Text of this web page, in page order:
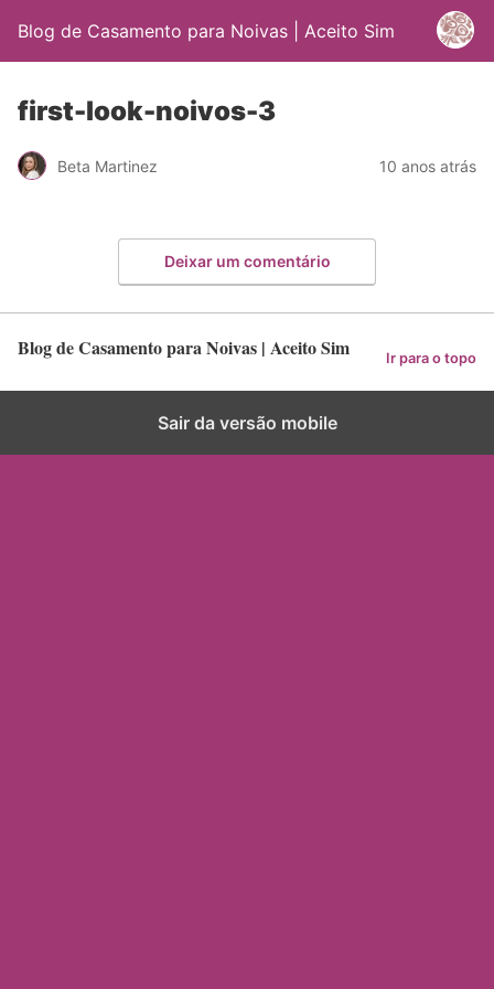
Blog de Casamento para Noivas | Aceito Sim
first-look-noivos-3
Beta Martinez 10 anos atrás
Deixar um comentário
Blog de Casamento para Noivas | Aceito Sim Ir para o topo
Sair da versão mobile